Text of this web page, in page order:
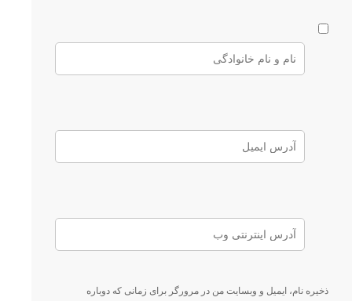
ذخیره نام، ایمیل و وبسایت من در مرورگر برای زمانی که دوباره